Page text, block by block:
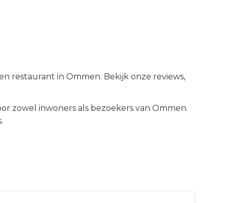
restaurant in Ommen. Bekijk onze reviews,
zowel inwoners als bezoekers van Ommen.